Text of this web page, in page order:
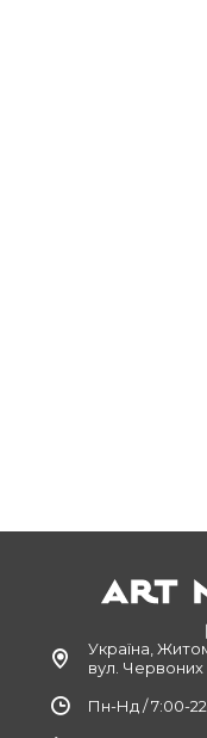
Україна,
вул. Червоних
Пн-Нд / 7:00-